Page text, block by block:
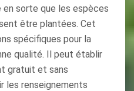
sorte que les espèces
être plantées. Cet
spécifiques pour la
qualité. Il peut établir
gratuit et sans
les renseignements